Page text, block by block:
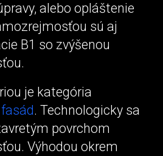
alebo opláštenie
sú aj
B1 so zvýšenou
je kategória
. Technologicky sa
povrchom
Výhodou okrem